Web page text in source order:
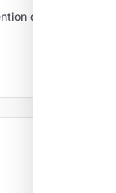
de